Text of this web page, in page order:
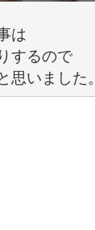
は
するので
思いました。